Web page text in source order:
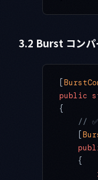
3.2 Burst コンパ
[
public
{
//
    [
    {